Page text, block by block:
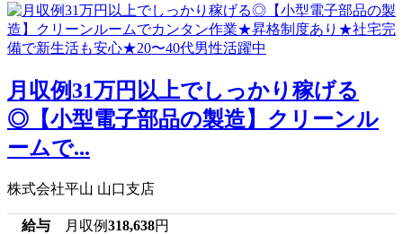
月収例31万円以上でしっかり稼げる
◎【小型電子部品の製造】クリーンル
ームで...
株式会社平山 山口支店
給与 月収例318,638円